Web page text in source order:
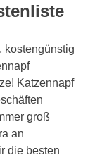
kostengünstig
Katzennapf
groß
an
die besten